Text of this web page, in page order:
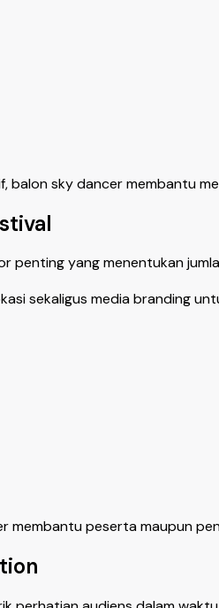
sky dancer membantu
penting yang menentukan
sekaligus media branding
peserta maupun